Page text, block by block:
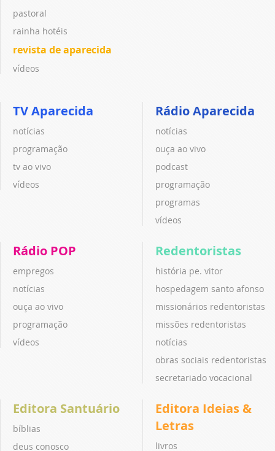
pastoral
rainha hotéis
revista de aparecida
vídeos
TV Aparecida
notícias
programação
tv ao vivo
vídeos
Rádio Aparecida
notícias
ouça ao vivo
podcast
programação
programas
vídeos
Rádio POP
empregos
notícias
ouça ao vivo
programação
vídeos
Redentoristas
história pe. vitor
hospedagem santo afonso
missionários redentoristas
missões redentoristas
notícias
obras sociais redentoristas
secretariado vocacional
Editora Santuário
bíblias
deus conosco
Editora Ideias &
Letras
livros